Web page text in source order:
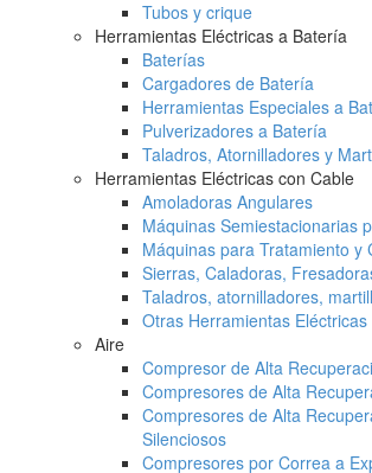
Tubos y crique
Herramientas Eléctricas a Batería
Baterías
Cargadores de Batería
Herramientas Especiales a
Pulverizadores a Batería
Taladros, Atornilladores y
Herramientas Eléctricas con Cable
Amoladoras Angulares
Máquinas Semiestacionarias
Máquinas para Tratamiento y
Sierras, Caladoras,
Taladros, atornilladores,
Otras Herramientas Eléctricas
Aire
Compresor de Alta
Compresores de Alta
Compresores de Alta
Silenciosos
Compresores por Correa a